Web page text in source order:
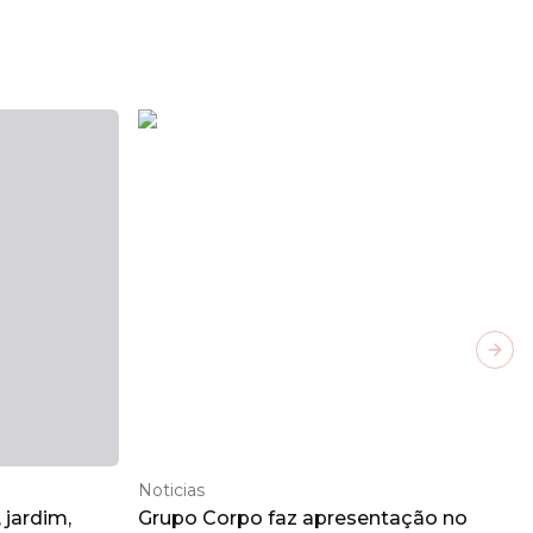
jardim,
Noticias
Grupo Corpo faz apresentação no